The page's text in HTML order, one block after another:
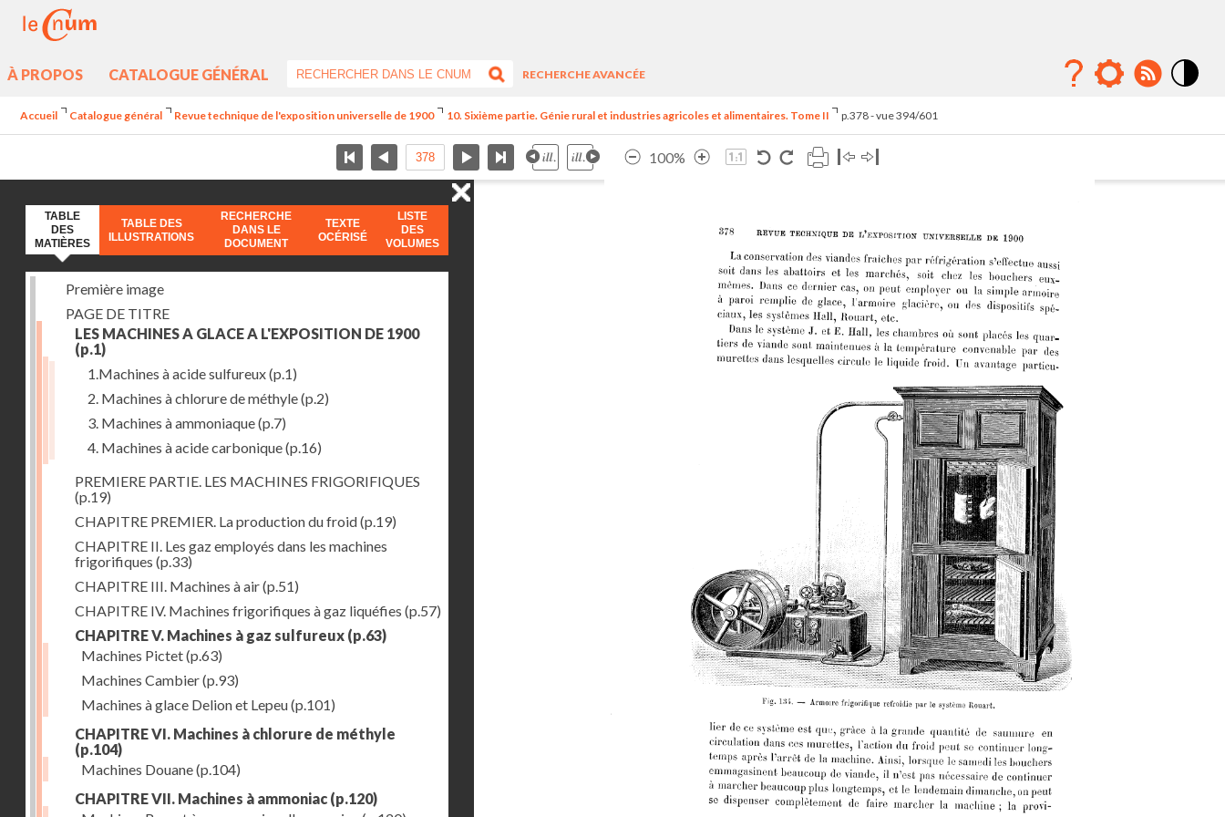
À PROPOS CATALOGUE GÉNÉRAL
RECHERCHE AVANCÉE
Accueil Catalogue général Revue technique de l'exposition universelle de 1900 10. Sixième partie. Génie rural et industries agricoles et alimentaires. Tome II p.378 - vue 394/601
100%
TABLE
DES
MATIÈRES
TABLE DES
ILLUSTRATIONS
RECHERCHE
DANS LE
DOCUMENT
TEXTE
OCÉRISÉ
LISTE
DES
VOLUMES
Première image
PAGE DE TITRE
LES MACHINES A GLACE A L'EXPOSITION DE 1900
(p.1)
1.Machines à acide sulfureux(p.1)
2. Machines à chlorure de méthyle(p.2)
3. Machines à ammoniaque(p.7)
4. Machines à acide carbonique(p.16)
PREMIERE PARTIE. LES MACHINES FRIGORIFIQUES
(p.19)
CHAPITRE PREMIER. La production du froid(p.19)
CHAPITRE II. Les gaz employés dans les machines
frigorifiques (p.33)
CHAPITRE III. Machines à air(p.51)
CHAPITRE IV. Machines frigorifiques à gaz liquéfies (p.57)
CHAPITRE V. Machines à gaz sulfureux (p.63)
Machines Pictet(p.63)
Machines Cambier(p.93)
Machines à glace Delion et Lepeu(p.101)
CHAPITRE VI. Machines à chlorure de méthyle
(p.104)
Machines Douane(p.104)
CHAPITRE VII. Machines à ammoniac (p.120)